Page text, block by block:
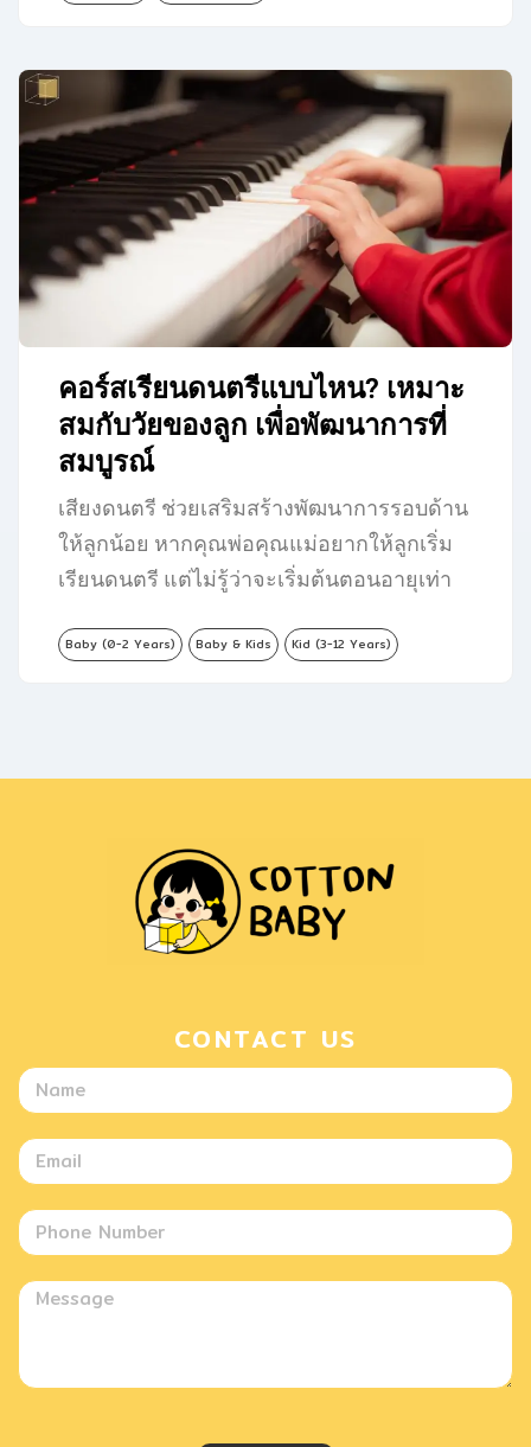
คอร์สเรียนดนตรีแบบไหน? เหมาะ
สมกับวัยของลูก เพื่อพัฒนาการที่
สมบูรณ์
เสียงดนตรี ช่วยเสริมสร้างพัฒนาการรอบด้าน
ให้ลูกน้อย หากคุณพ่อคุณแม่อยากให้ลูกเริ่ม
เรียนดนตรี แต่ไม่รู้ว่าจะเริ่มต้นตอนอายุเท่า
Baby (0-2 Years) Baby & Kids Kid (3-12 Years)
CONTACT US